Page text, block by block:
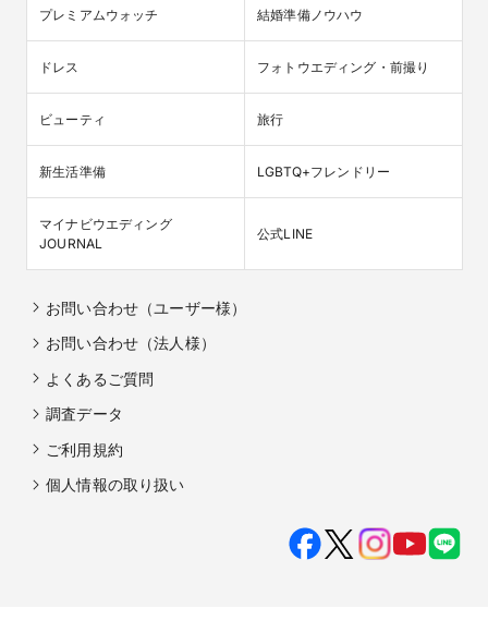
プレミアムウォッチ 結婚準備ノウハウ
ドレス フォトウエディング・前撮り
ビューティ 旅行
新生活準備 LGBTQ+フレンドリー
マイナビウエディング
JOURNAL
公式LINE
お問い合わせ（ユーザー様）
お問い合わせ（法人様）
よくあるご質問
調査データ
ご利用規約
個人情報の取り扱い